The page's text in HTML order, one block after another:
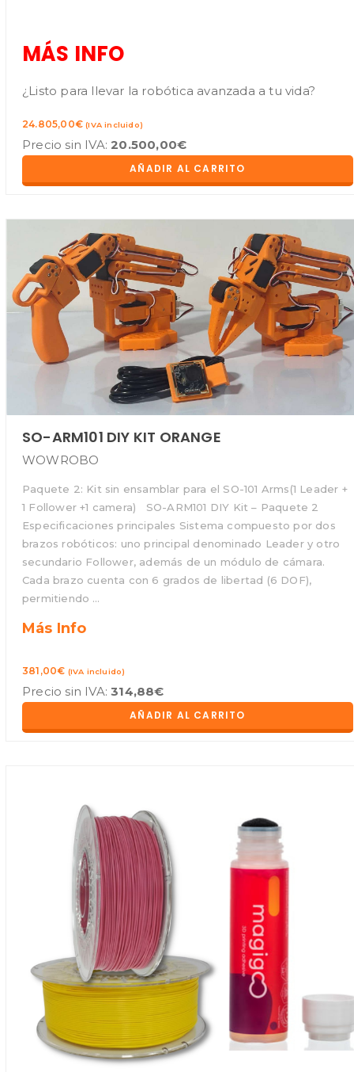
MÁS INFO
¿Listo para llevar la robótica avanzada a tu vida?
24.805,00€ (IVA incluido)
Precio sin IVA:20.500,00€
AÑADIR AL CARRITO
SO-ARM101 DIY KIT ORANGE
WOWROBO
Paquete 2: Kit sin ensamblar para el SO-101 Arms(1 Leader +
1 Follower +1 camera) SO-ARM101 DIY Kit – Paquete 2
Especificaciones principales Sistema compuesto por dos
brazos robóticos: uno principal denominado Leader y otro
secundario Follower, además de un módulo de cámara.
Cada brazo cuenta con 6 grados de libertad (6 DOF),
permitiendo …
Más InfoSO-
DIY
Kit
Orange
381,00€ (IVA incluido)
Precio sin IVA:314,88€
AÑADIR AL CARRITO